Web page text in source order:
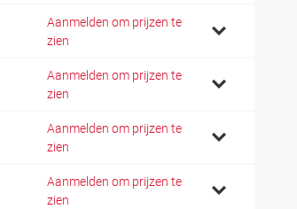
Aanmelden om prijzen te
zien
Aanmelden om prijzen te
zien
Aanmelden om prijzen te
zien
Aanmelden om prijzen te
zien